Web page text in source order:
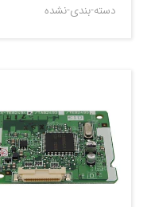
دسته-بندی-نشده